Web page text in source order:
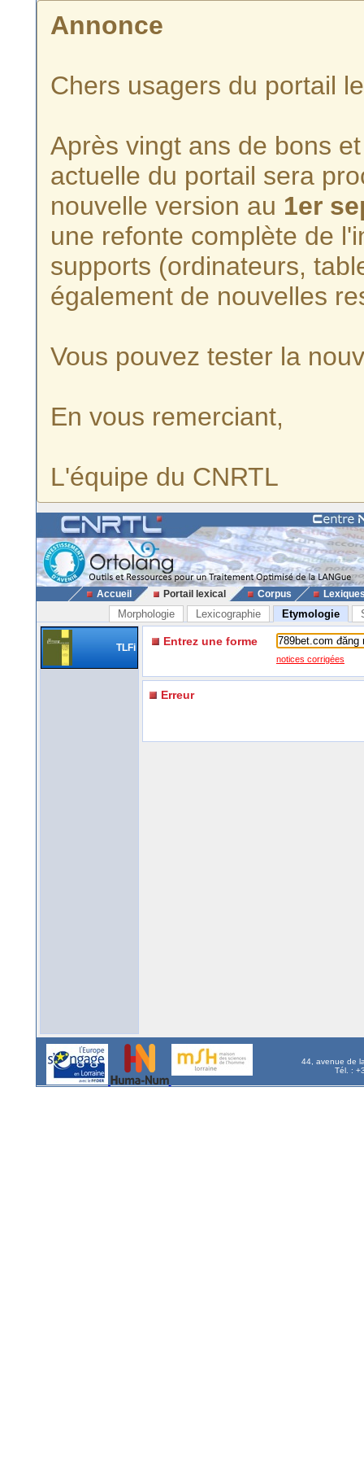
Annonce
Chers usagers du portail
Après vingt ans de bons
actuelle du portail sera
nouvelle version au 1er
une refonte complète de
supports (ordinateurs,
également de nouvelles
Vous pouvez tester la
En vous remerciant,
L'équipe du CNRTL
Accueil Portail lexical Corpus
Morphologie Lexicographie Etymologie
TLFi Entrez une forme
notices corrigées
Erreur
44, avenue de
Tél. :